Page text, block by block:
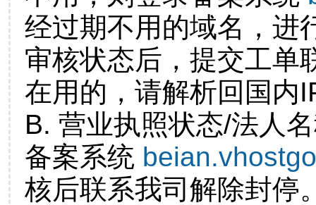
经过期不用的域名，进
审核状态后，提交工单
在用的，请解析回国内
B. 营业执照状态/法人
备案系统
核后联系我司解除封停